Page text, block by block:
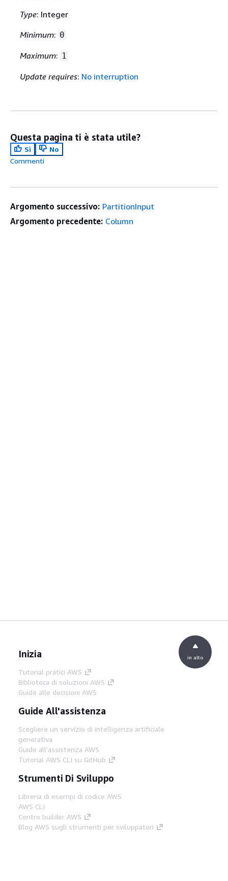
Type: Integer
Minimum: 0
Maximum: 1
Update requires: No interruption
Questa pagina ti è stata utile?
Sì
No
Commenti
Argomento successivo: PartitionInput
Argomento precedente: Column
Inizia
Tutorial pratici AWS
Biblioteca di soluzioni AWS
Guide alle decisioni AWS
Guide All'assistenza
Scegliere un servizio di intelligenza artificiale
generativa
Guide all'assistenza AWS
Tutorial AWS CLI su GitHub
Strumenti Di Sviluppo
Libreria di esempi di codice AWS
AWS CLI
Centro builder AWS
Blog AWS sugli strumenti per sviluppatori
in alto